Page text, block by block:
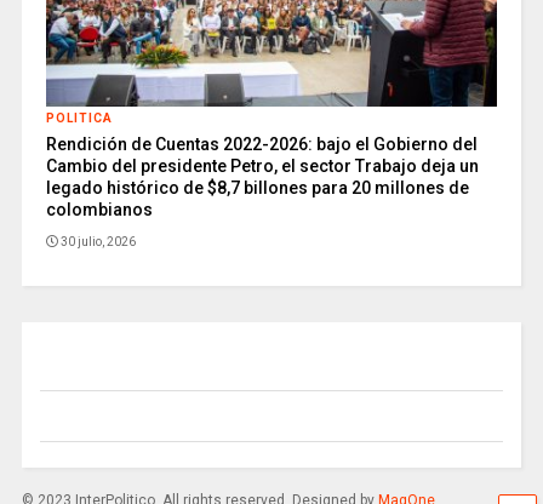
POLITICA
Rendición de Cuentas 2022-2026: bajo el Gobierno del
Cambio del presidente Petro, el sector Trabajo deja un
legado histórico de $8,7 billones para 20 millones de
colombianos
30 julio, 2026
© 2023 InterPolitico. All rights reserved. Designed by MagOne